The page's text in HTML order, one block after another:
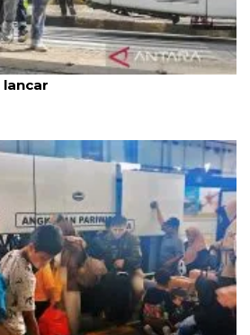
di Terminal Kampung